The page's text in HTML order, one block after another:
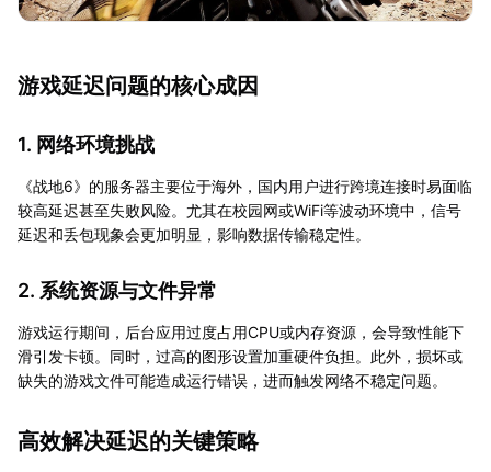
游戏延迟问题的核心成因
1. 网络环境挑战
《战地6》的服务器主要位于海外，国内用户进行跨境连接时易面临
较高延迟甚至失败风险。尤其在校园网或WiFi等波动环境中，信号
延迟和丢包现象会更加明显，影响数据传输稳定性。
2. 系统资源与文件异常
游戏运行期间，后台应用过度占用CPU或内存资源，会导致性能下
滑引发卡顿。同时，过高的图形设置加重硬件负担。此外，损坏或
缺失的游戏文件可能造成运行错误，进而触发网络不稳定问题。
高效解决延迟的关键策略